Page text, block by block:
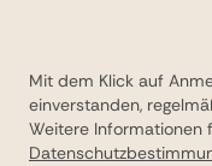
Mit dem Klick auf
einverstanden,
Weitere Informationen